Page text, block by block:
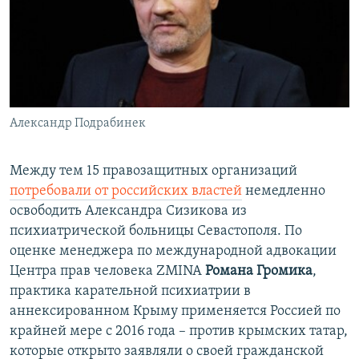
Александр Подрабинек
Между тем 15 правозащитных организаций
потребовали от российских властей немедленно
освободить Александра Сизикова из
психиатрической больницы Севастополя. По
оценке менеджера по международной адвокации
Центра прав человека ZMINA Романа Громика,
практика карательной психиатрии в
аннексированном Крыму применяется Россией по
крайней мере с 2016 года – против крымских татар,
которые открыто заявляли о своей гражданской